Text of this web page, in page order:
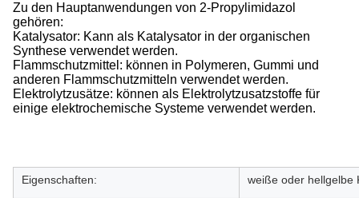
Zu den Hauptanwendungen von 2-Propylimidazol
gehören:
Katalysator: Kann als Katalysator in der organischen
Synthese verwendet werden.
Flammschutzmittel: können in Polymeren, Gummi und
anderen Flammschutzmitteln verwendet werden.
Elektrolytzusätze: können als Elektrolytzusatzstoffe für
einige elektrochemische Systeme verwendet werden.
Eigenschaften: weiße oder hellgelbe